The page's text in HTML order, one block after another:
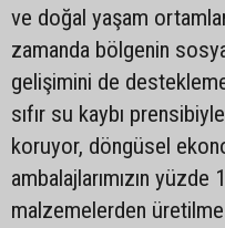
ve doğal yaşam
zamanda bölgenin
gelişimini de
sıfır su kaybı
koruyor, döngüsel
ambalajlarımızın
malzemelerden